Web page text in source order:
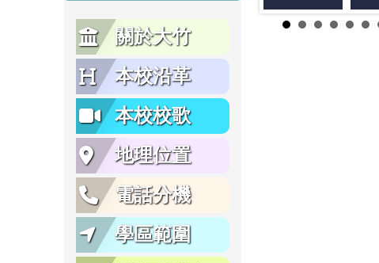
關於大竹
本校沿革
本校校歌
地理位置
電話分機
學區範圍